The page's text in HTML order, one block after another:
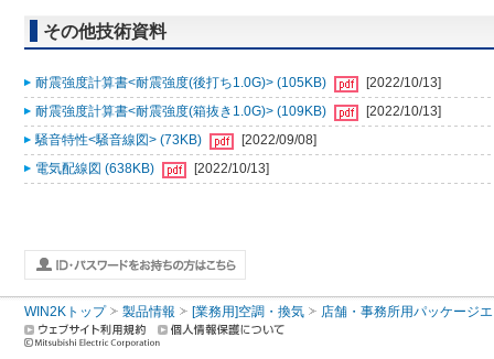
その他技術資料
耐震強度計算書<耐震強度(後打ち1.0G)> (105KB)
[2022/10/13]
耐震強度計算書<耐震強度(箱抜き1.0G)> (109KB)
[2022/10/13]
騒音特性<騒音線図> (73KB)
[2022/09/08]
電気配線図 (638KB)
[2022/10/13]
WIN2Kトップ 製品情報 [業務用]空調・換気 店舗・事務所用パッケージ